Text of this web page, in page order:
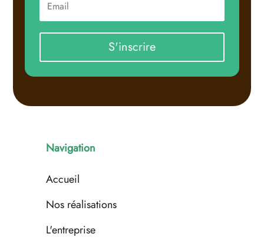
S'inscrire
Navigation
Accueil
Nos réalisations
L'entreprise